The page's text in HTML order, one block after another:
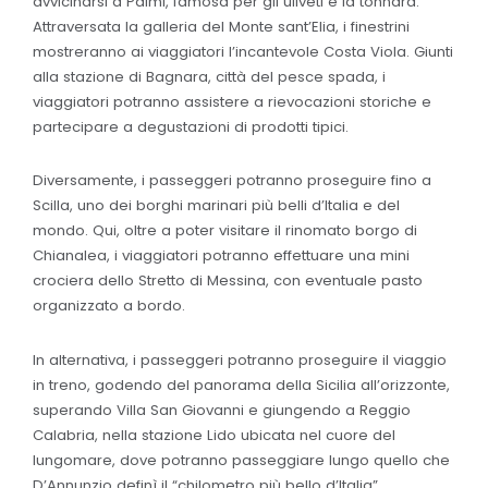
Attraversata la galleria del Monte sant’Elia, i finestrini
mostreranno ai viaggiatori l’incantevole Costa Viola. Giunti
alla stazione di Bagnara, città del pesce spada, i
viaggiatori potranno assistere a rievocazioni storiche e
partecipare a degustazioni di prodotti tipici.
Diversamente, i passeggeri potranno proseguire fino a
Scilla, uno dei borghi marinari più belli d’Italia e del
mondo. Qui, oltre a poter visitare il rinomato borgo di
Chianalea, i viaggiatori potranno effettuare una mini
crociera dello Stretto di Messina, con eventuale pasto
organizzato a bordo.
In alternativa, i passeggeri potranno proseguire il viaggio
in treno, godendo del panorama della Sicilia all’orizzonte,
superando Villa San Giovanni e giungendo a Reggio
Calabria, nella stazione Lido ubicata nel cuore del
lungomare, dove potranno passeggiare lungo quello che